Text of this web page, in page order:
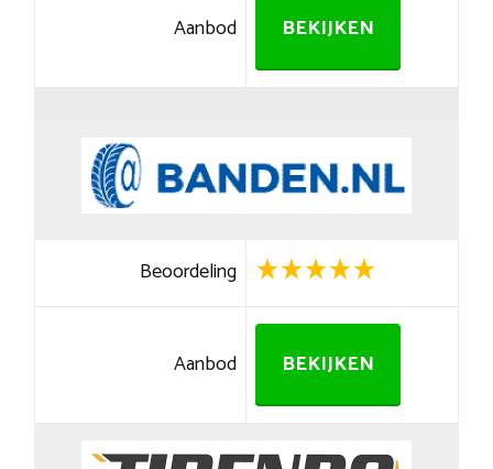
Aanbod BEKIJKEN
Beoordeling
Aanbod BEKIJKEN